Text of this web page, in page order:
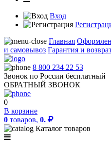
Вход
Главная
и самовывоз Гарантия и
8 800 234 22 53
Звонок по России бесплатный
ОБРАТНЫЙ ЗВОНОК
0
В корзине
0 товаров, 0.
Каталог товаров